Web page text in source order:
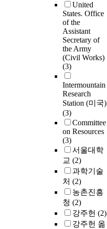
United
States. Office
of the
Assistant
Secretary of
the Army
(Civil Works)
(3)
Intermountain
Research
Station (미국)
(3)
Committee
on Resources
(3)
서울대학
교 (2)
과학기술
처 (2)
농촌진흥
청 (2)
강주헌 (2)
강주헌 옮